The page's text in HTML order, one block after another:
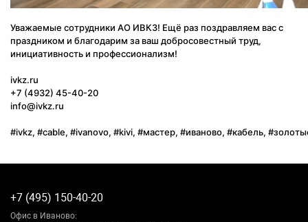
Уважаемые сотрудники АО ИВКЗ! Ещё раз поздравляем вас с
праздником и благодарим за ваш добросовестный труд,
инициативность и профессионализм!
ivkz.ru
+7 (4932) 45-40-20
info@ivkz.ru
#ivkz, #cable, #ivanovo, #kivi, #мастер, #иваново, #кабель,
+7 (495) 150-40-20
Офис в Иваново: